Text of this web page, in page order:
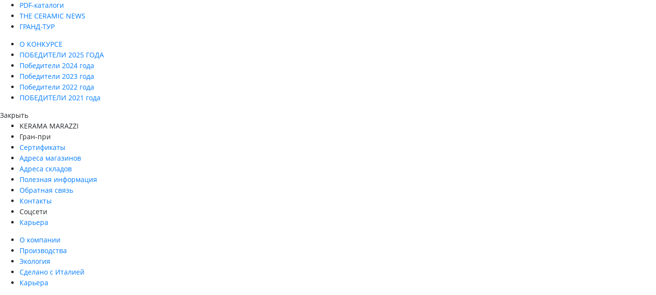
PDF-каталоги
THE CERAMIC NEWS
ГРАНД-ТУР
О КОНКУРСЕ
ПОБЕДИТЕЛИ 2025 ГОДА
Победители 2024 года
Победители 2023 года
Победители 2022 года
ПОБЕДИТЕЛИ 2021 года
Закрыть
KERAMA MARAZZI
Гран-при
Сертификаты
Адреса магазинов
Адреса складов
Полезная информация
Обратная связь
Контакты
Соцсети
Карьера
О компании
Производства
Экология
Сделано с Италией
Карьера